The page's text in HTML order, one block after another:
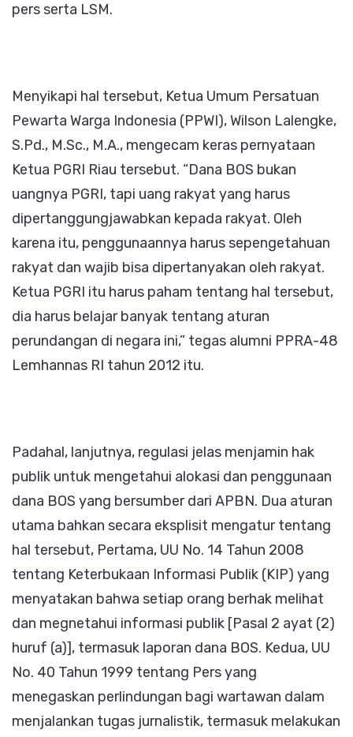
pers serta LSM.
Menyikapi hal tersebut, Ketua Umum Persatuan
Pewarta Warga Indonesia (PPWI), Wilson Lalengke,
S.Pd., M.Sc., M.A., mengecam keras pernyataan
Ketua PGRI Riau tersebut. “Dana BOS bukan
uangnya PGRI, tapi uang rakyat yang harus
dipertanggungjawabkan kepada rakyat. Oleh
karena itu, penggunaannya harus sepengetahuan
rakyat dan wajib bisa dipertanyakan oleh rakyat.
Ketua PGRI itu harus paham tentang hal tersebut,
dia harus belajar banyak tentang aturan
perundangan di negara ini,” tegas alumni PPRA-48
Lemhannas RI tahun 2012 itu.
Padahal, lanjutnya, regulasi jelas menjamin hak
publik untuk mengetahui alokasi dan penggunaan
dana BOS yang bersumber dari APBN. Dua aturan
utama bahkan secara eksplisit mengatur tentang
hal tersebut, Pertama, UU No. 14 Tahun 2008
tentang Keterbukaan Informasi Publik (KIP) yang
menyatakan bahwa setiap orang berhak melihat
dan megnetahui informasi publik [Pasal 2 ayat (2)
huruf (a)], termasuk laporan dana BOS. Kedua, UU
No. 40 Tahun 1999 tentang Pers yang
menegaskan perlindungan bagi wartawan dalam
menjalankan tugas jurnalistik, termasuk melakukan